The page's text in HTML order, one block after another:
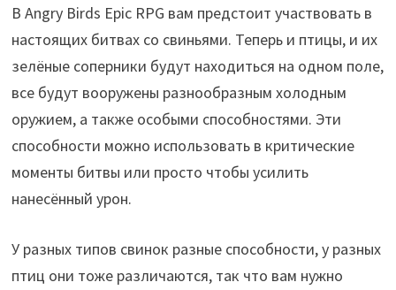
В Angry Birds Epic RPG вам предстоит участвовать в
настоящих битвах со свиньями. Теперь и птицы, и их
зелёные соперники будут находиться на одном поле,
все будут вооружены разнообразным холодным
оружием, а также особыми способностями. Эти
способности можно использовать в критические
моменты битвы или просто чтобы усилить
нанесённый урон.
У разных типов свинок разные способности, у разных
птиц они тоже различаются, так что вам нужно